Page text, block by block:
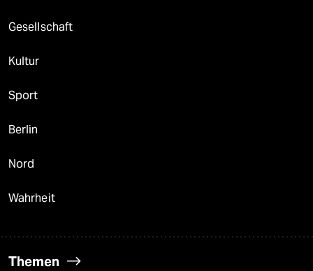
Gesellschaft
Kultur
Sport
Berlin
Nord
Wahrheit
Themen